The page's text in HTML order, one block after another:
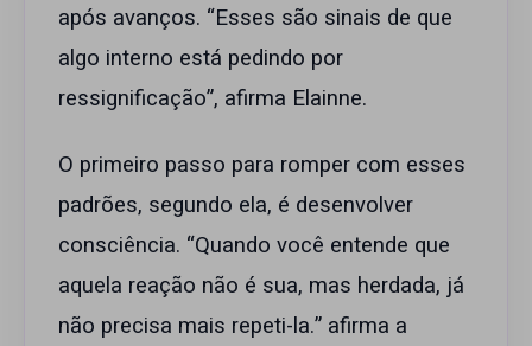
após avanços. “Esses são sinais de que
algo interno está pedindo por
ressignificação”, afirma Elainne.
O primeiro passo para romper com esses
padrões, segundo ela, é desenvolver
consciência. “Quando você entende que
aquela reação não é sua, mas herdada, já
não precisa mais repeti-la.” afirma a